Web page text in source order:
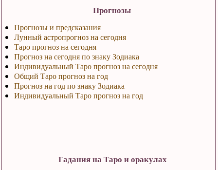
Прогнозы
Прогнозы и предсказания
Лунный астропрогноз на сегодня
Таро прогноз на сегодня
Прогноз на сегодня по знаку Зодиака
Индивидуальный Таро прогноз на сегодня
Общий Таро прогноз на год
Прогноз на год по знаку Зодиака
Индивидуальный Таро прогноз на год
Гадания на Таро и оракулах